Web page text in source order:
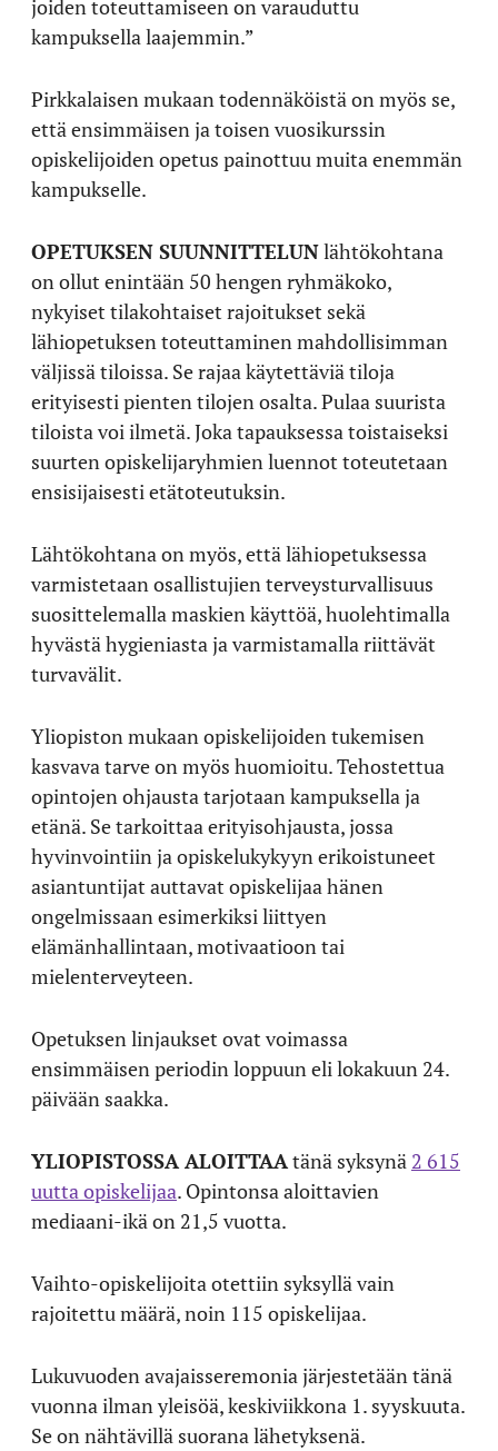
joiden toteuttamiseen on varauduttu
kampuksella laajemmin.”
Pirkkalaisen mukaan todennäköistä on myös se,
että ensimmäisen ja toisen vuosikurssin
opiskelijoiden opetus painottuu muita enemmän
kampukselle.
OPETUKSEN SUUNNITTELUNlähtökohtana
on ollut enintään 50 hengen ryhmäkoko,
nykyiset tilakohtaiset rajoitukset sekä
lähiopetuksen toteuttaminen mahdollisimman
väljissä tiloissa. Se rajaa käytettäviä tiloja
erityisesti pienten tilojen osalta. Pulaa suurista
tiloista voi ilmetä. Joka tapauksessa toistaiseksi
suurten opiskelijaryhmien luennot toteutetaan
ensisijaisesti etätoteutuksin.
Lähtökohtana on myös, että lähiopetuksessa
varmistetaan osallistujien terveysturvallisuus
suosittelemalla maskien käyttöä, huolehtimalla
hyvästä hygieniasta ja varmistamalla riittävät
turvavälit.
Yliopiston mukaan opiskelijoiden tukemisen
kasvava tarve on myös huomioitu. Tehostettua
opintojen ohjausta tarjotaan kampuksella ja
etänä. Se tarkoittaa erityisohjausta, jossa
hyvinvointiin ja opiskelukykyyn erikoistuneet
asiantuntijat auttavat opiskelijaa hänen
ongelmissaan esimerkiksi liittyen
elämänhallintaan, motivaatioon tai
mielenterveyteen.
Opetuksen linjaukset ovat voimassa
ensimmäisen periodin loppuun eli lokakuun 24.
päivään saakka.
YLIOPISTOSSA ALOITTAAtänä syksynä 2 615
uutta opiskelijaa. Opintonsa aloittavien
mediaani-ikä on 21,5 vuotta.
Vaihto-opiskelijoita otettiin syksyllä vain
rajoitettu määrä, noin 115 opiskelijaa.
Lukuvuoden avajaisseremonia järjestetään tänä
vuonna ilman yleisöä, keskiviikkona 1. syyskuuta.
Se on nähtävillä suorana lähetyksenä.